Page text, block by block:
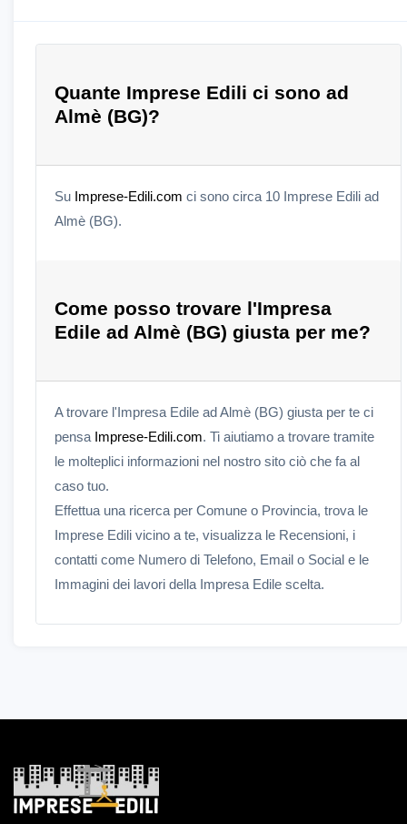
Quante Imprese Edili ci sono ad
Almè (BG)?
Su Imprese-Edili.com ci sono circa 10 Imprese Edili ad
Almè (BG).
Come posso trovare l'Impresa
Edile ad Almè (BG) giusta per me?
A trovare l'Impresa Edile ad Almè (BG) giusta per te ci
pensa Imprese-Edili.com. Ti aiutiamo a trovare tramite
le molteplici informazioni nel nostro sito ciò che fa al
caso tuo.
Effettua una ricerca per Comune o Provincia, trova le
Imprese Edili vicino a te, visualizza le Recensioni, i
contatti come Numero di Telefono, Email o Social e le
Immagini dei lavori della Impresa Edile scelta.